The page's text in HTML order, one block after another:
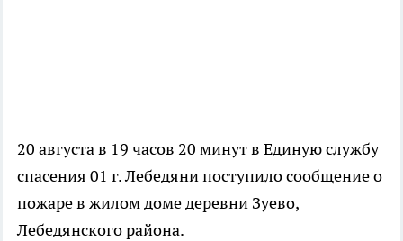
20 августа в 19 часов 20 минут в Единую службу
спасения 01 г. Лебедяни поступило сообщение о
пожаре в жилом доме деревни Зуево,
Лебедянского района.